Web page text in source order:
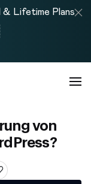
& Lifetime Plans
von